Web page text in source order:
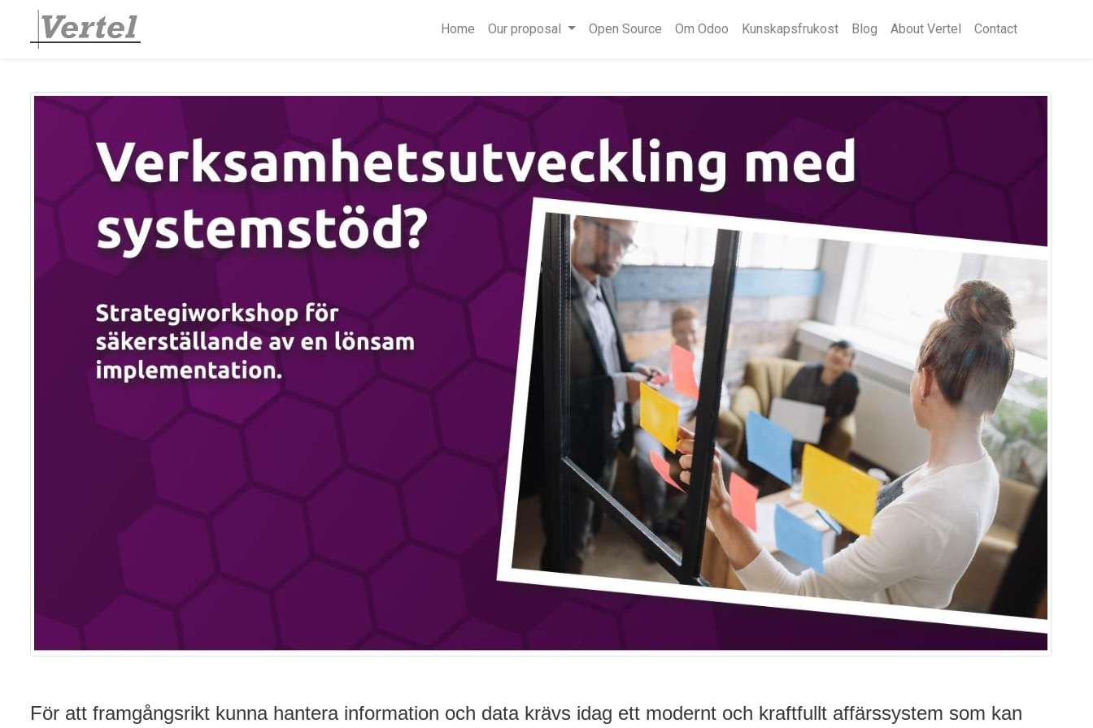
Home Our proposal Open Source Om Odoo Kunskapsfrukost Blog About Vertel Contact
För att framgångsrikt kunna hantera information och data krävs idag ett modernt och kraftfullt affärssystem som kan